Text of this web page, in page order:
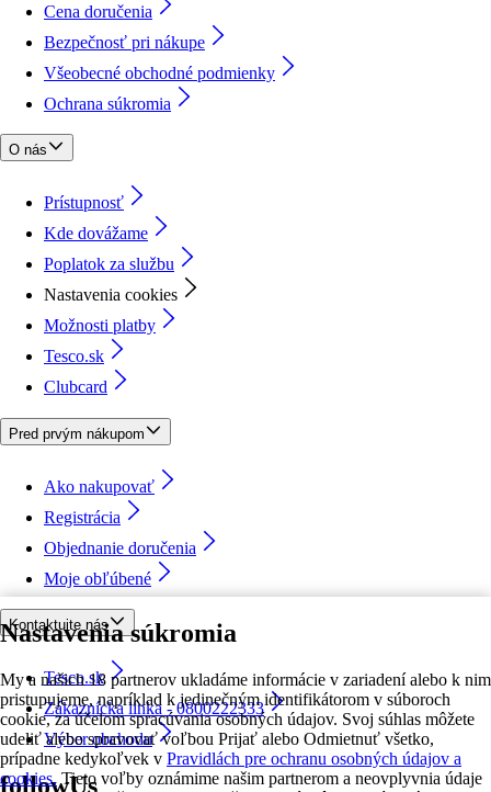
Nastavenia súkromia
My a našich 18 partnerov ukladáme informácie v zariadení alebo k nim
pristupujeme, napríklad k jedinečným identifikátorom v súboroch
cookie, za účelom spracúvania osobných údajov. Svoj súhlas môžete
udeliť alebo spravovať voľbou Prijať alebo Odmietnuť všetko,
prípadne kedykoľvek v Pravidlách pre ochranu osobných údajov a
cookies. Tieto voľby oznámime našim partnerom a neovplyvnia údaje
Cena doručenia
Bezpečnosť pri nákupe
Všeobecné obchodné podmienky
Ochrana súkromia
O nás
Prístupnosť
Kde dovážame
Poplatok za službu
Nastavenia cookies
Možnosti platby
Tesco.sk
Clubcard
Pred prvým nákupom
Ako nakupovať
Registrácia
Objednanie doručenia
Moje obľúbené
Kontaktujte nás
Tesco.sk
Zákaznícka linka - 0800222333
Výber obchodu
followUs